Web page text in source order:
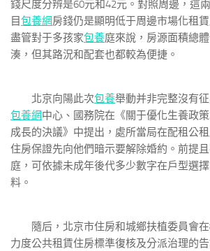
錢尺度分辨是60元和42元。對照周邊，這
目包養網房錢仍是顯明低于周邊市場化租
盡管對于多孩家包養庭來說，房源面積總
湊，但其路況和配套也都較為便捷。
北京向陽此次包養舉動并非完整沒有
包養網中心、國務院在《關于優化生養政
成長的決議》中提出，處所當局在配租公
住房保證先向他們暗示要解除婚約。前提
庭，可依據未成年後代多少數字在戶型選
料。
隨后，北京市住房和城鄉扶植委員會在
力度公共租賃住房標準復核及分派治理的告